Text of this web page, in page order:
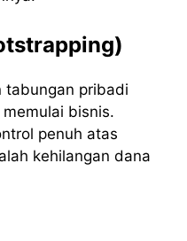
tabungan pribadi
bisnis.
penuh atas
kehilangan dana